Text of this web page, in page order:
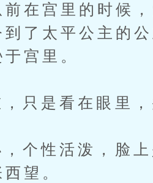
在宫里的时候
了太平公主的
宫里。
是看在眼里，
性活泼，脸上
望。